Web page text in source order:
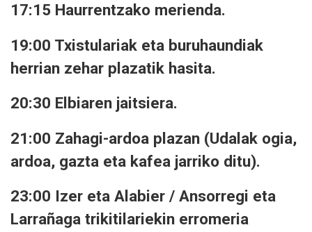
17:15 Haurrentzako merienda.
19:00 Txistulariak eta buruhaundiak
herrian zehar plazatik hasita.
20:30 Elbiaren jaitsiera.
21:00 Zahagi-ardoa plazan (Udalak ogia,
ardoa, gazta eta kafea jarriko ditu).
23:00 Izer eta Alabier / Ansorregi eta
Larrañaga trikitilariekin erromeria